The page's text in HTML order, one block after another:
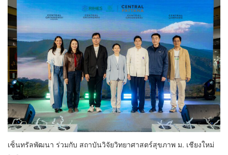
เซ็นทรัลพัฒนา ร่วมกับ สถาบันวิจัยวิทยาศาสตร์สุขภาพ ม. เชียงใหม่